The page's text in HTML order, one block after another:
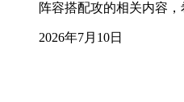
阵容搭配攻的相关内容
2026年7月10日